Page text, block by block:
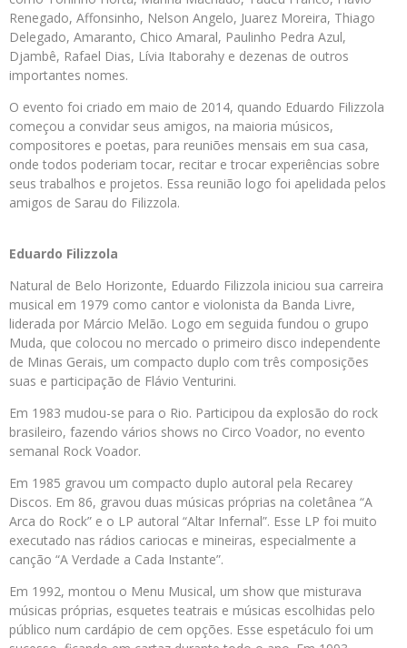
Renegado, Affonsinho, Nelson Angelo, Juarez Moreira, Thiago
Delegado, Amaranto, Chico Amaral, Paulinho Pedra Azul,
Djambê, Rafael Dias, Lívia Itaborahy e dezenas de outros
importantes nomes.
O evento foi criado em maio de 2014, quando Eduardo Filizzola
começou a convidar seus amigos, na maioria músicos,
compositores e poetas, para reuniões mensais em sua casa,
onde todos poderiam tocar, recitar e trocar experiências sobre
seus trabalhos e projetos. Essa reunião logo foi apelidada pelos
amigos de Sarau do Filizzola.
Eduardo Filizzola
Natural de Belo Horizonte, Eduardo Filizzola iniciou sua carreira
musical em 1979 como cantor e violonista da Banda Livre,
liderada por Márcio Melão. Logo em seguida fundou o grupo
Muda, que colocou no mercado o primeiro disco independente
de Minas Gerais, um compacto duplo com três composições
suas e participação de Flávio Venturini.
Em 1983 mudou-se para o Rio. Participou da explosão do rock
brasileiro, fazendo vários shows no Circo Voador, no evento
semanal Rock Voador.
Em 1985 gravou um compacto duplo autoral pela Recarey
Discos. Em 86, gravou duas músicas próprias na coletânea “A
Arca do Rock” e o LP autoral “Altar Infernal”. Esse LP foi muito
executado nas rádios cariocas e mineiras, especialmente a
canção “A Verdade a Cada Instante”.
Em 1992, montou o Menu Musical, um show que misturava
músicas próprias, esquetes teatrais e músicas escolhidas pelo
público num cardápio de cem opções. Esse espetáculo foi um